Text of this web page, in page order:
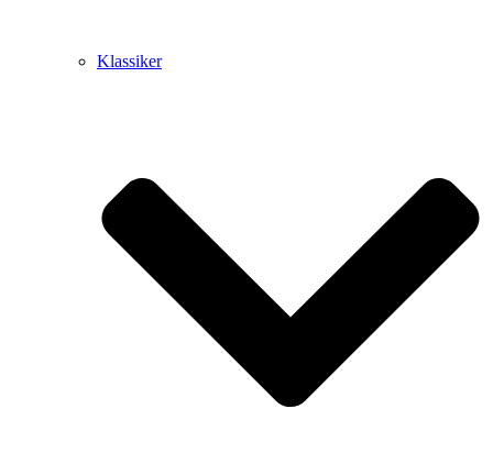
Klassiker